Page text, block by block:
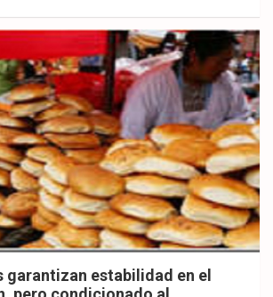
garantizan estabilidad en el